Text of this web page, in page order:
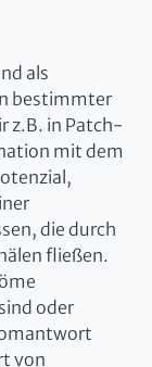
als
bestimmter
z.B. in Patch-
mit dem
die durch
fließen.
oder
von